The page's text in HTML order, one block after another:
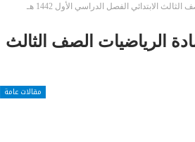
الابتدائي الفصل الدراسي الأول 1442 هـ
الرياضيات الصف الثالث
مقالات عامة